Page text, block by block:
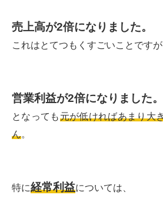
売上高が2倍になりました。
これはとてつもくすごいことですが
営業利益が2倍になりました。
となっても元が低ければあまり大
ん。
特に経常利益については、